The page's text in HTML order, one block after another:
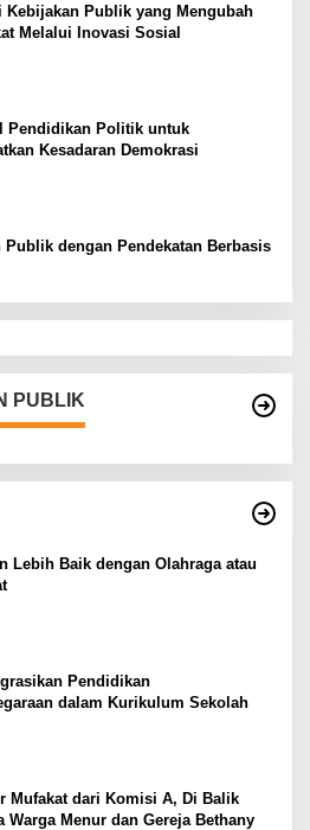
Kebijakan Publik yang Mengubah
Melalui Inovasi Sosial
Pendidikan Politik untuk
Kesadaran Demokrasi
dengan Pendekatan Berbasis
PUBLIK
Lebih Baik dengan Olahraga atau
Pendidikan
dalam Kurikulum Sekolah
Mufakat dari Komisi A, Di Balik
Warga Menur dan Gereja Bethany